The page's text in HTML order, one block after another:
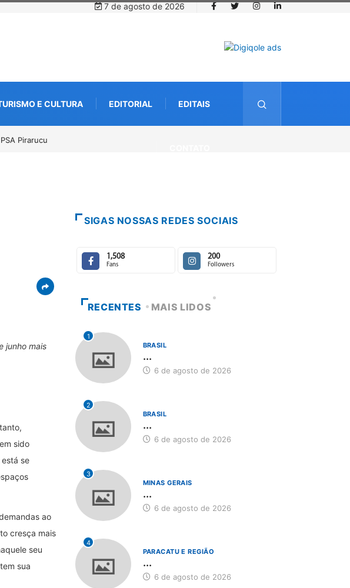
7 de agosto de 2026
E CULTURA EDITORIAL EDITAIS
com espécies nativas da
junho mais
sido
se
ao
cresça mais
seu
sua
SIGAS NOSSAS REDES SOCIAIS
1,508
Fans
200
Followers
RECENTES MAIS LIDOS
1
BRASIL
...
6 de agosto de 2026
2
BRASIL
...
6 de agosto de 2026
3
MINAS GERAIS
...
6 de agosto de 2026
4
PARACATU E REGIÃO
...
6 de agosto de 2026